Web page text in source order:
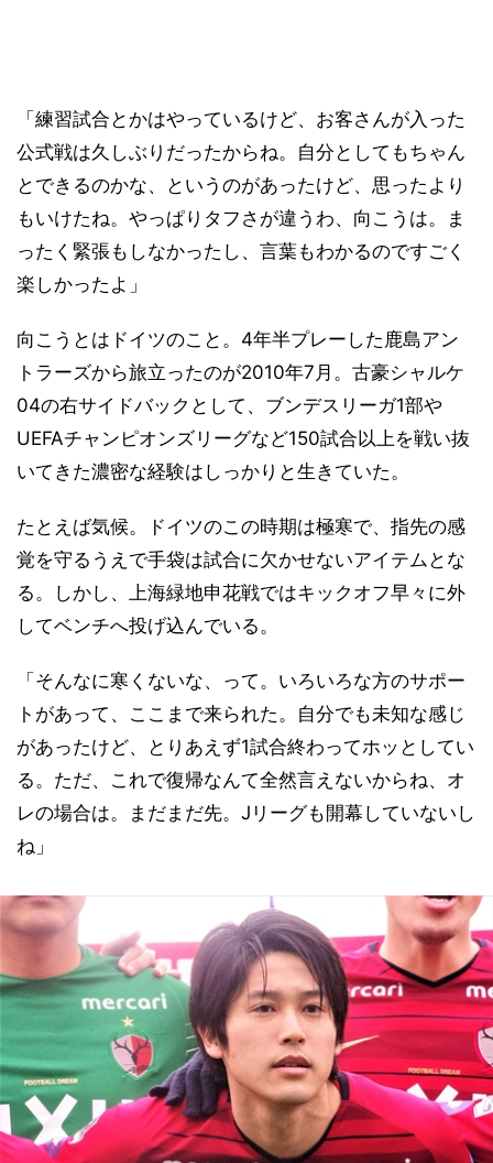
「練習試合とかはやっているけど、お客さんが入った
公式戦は久しぶりだったからね。自分としてもちゃん
とできるのかな、というのがあったけど、思ったより
もいけたね。やっぱりタフさが違うわ、向こうは。ま
ったく緊張もしなかったし、言葉もわかるのですごく
楽しかったよ」
向こうとはドイツのこと。4年半プレーした鹿島アン
トラーズから旅立ったのが2010年7月。古豪シャルケ
04の右サイドバックとして、ブンデスリーガ1部や
UEFAチャンピオンズリーグなど150試合以上を戦い抜
いてきた濃密な経験はしっかりと生きていた。
たとえば気候。ドイツのこの時期は極寒で、指先の感
覚を守るうえで手袋は試合に欠かせないアイテムとな
る。しかし、上海緑地申花戦ではキックオフ早々に外
してベンチへ投げ込んでいる。
「そんなに寒くないな、って。いろいろな方のサポー
トがあって、ここまで来られた。自分でも未知な感じ
があったけど、とりあえず1試合終わってホッとしてい
る。ただ、これで復帰なんて全然言えないからね、オ
レの場合は。まだまだ先。Jリーグも開幕していないし
ね」